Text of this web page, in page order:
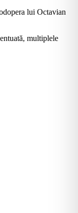
lui Octavian
multiplele